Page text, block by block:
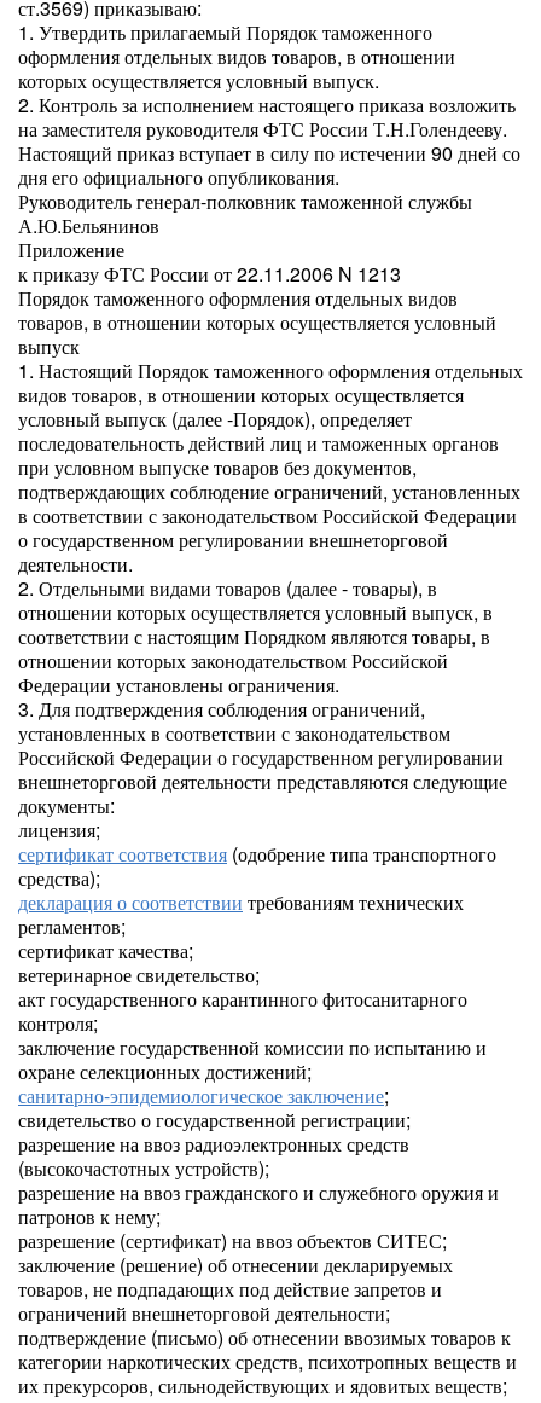
ст.3569) приказываю:
1. Утвердить прилагаемый Порядок таможенного
оформления отдельных видов товаров, в отношении
которых осуществляется условный выпуск.
2. Контроль за исполнением настоящего приказа возложить
на заместителя руководителя ФТС России Т.Н.Голендееву.
Настоящий приказ вступает в силу по истечении 90 дней со
дня его официального опубликования.
Руководитель генерал-полковник таможенной службы
А.Ю.Бельянинов
Приложение
к приказу ФТС России от 22.11.2006 N 1213
Порядок таможенного оформления отдельных видов
товаров, в отношении которых осуществляется условный
выпуск
1. Настоящий Порядок таможенного оформления отдельных
видов товаров, в отношении которых осуществляется
условный выпуск (далее -Порядок), определяет
последовательность действий лиц и таможенных органов
при условном выпуске товаров без документов,
подтверждающих соблюдение ограничений, установленных
в соответствии с законодательством Российской Федерации
о государственном регулировании внешнеторговой
деятельности.
2. Отдельными видами товаров (далее - товары), в
отношении которых осуществляется условный выпуск, в
соответствии с настоящим Порядком являются товары, в
отношении которых законодательством Российской
Федерации установлены ограничения.
3. Для подтверждения соблюдения ограничений,
установленных в соответствии с законодательством
Российской Федерации о государственном регулировании
внешнеторговой деятельности представляются следующие
документы:
лицензия;
сертификат соответствия (одобрение типа транспортного
средства);
декларация о соответствии требованиям технических
регламентов;
сертификат качества;
ветеринарное свидетельство;
акт государственного карантинного фитосанитарного
контроля;
заключение государственной комиссии по испытанию и
охране селекционных достижений;
санитарно-эпидемиологическое заключение;
свидетельство о государственной регистрации;
разрешение на ввоз радиоэлектронных средств
(высокочастотных устройств);
разрешение на ввоз гражданского и служебного оружия и
патронов к нему;
разрешение (сертификат) на ввоз объектов СИТЕС;
заключение (решение) об отнесении декларируемых
товаров, не подпадающих под действие запретов и
ограничений внешнеторговой деятельности;
подтверждение (письмо) об отнесении ввозимых товаров к
категории наркотических средств, психотропных веществ и
их прекурсоров, сильнодействующих и ядовитых веществ;